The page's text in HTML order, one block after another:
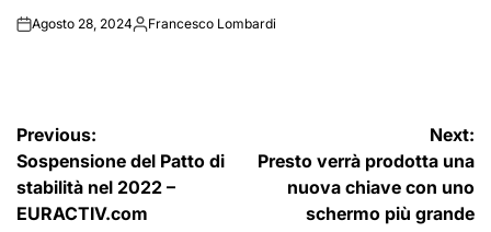
onAgosto 28, 2024Posted
Francesco Lombardi
Navigazione
articoli
Previous:
Sospensione del Patto di
stabilità nel 2022 –
EURACTIV.com
Next:
Presto verrà prodotta una
nuova chiave con uno
schermo più grande